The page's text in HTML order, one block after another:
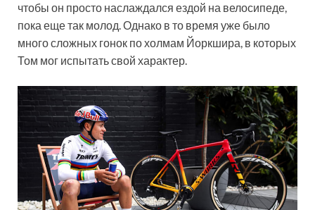
чтобы он просто наслаждался ездой на велосипеде,
пока еще так молод. Однако в то время уже было
много сложных гонок по холмам Йоркшира, в которых
Том мог испытать свой характер.